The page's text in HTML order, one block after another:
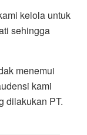
kelola untuk
sehingga
menemui
kami
dilakukan PT.